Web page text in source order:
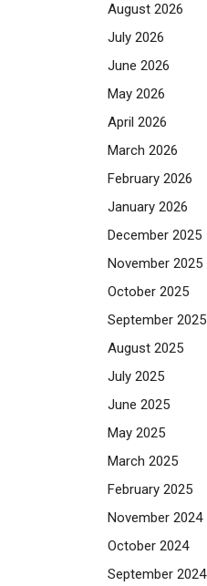
August 2026
July 2026
June 2026
May 2026
April 2026
March 2026
February 2026
January 2026
December 2025
November 2025
October 2025
September 2025
August 2025
July 2025
June 2025
May 2025
March 2025
February 2025
November 2024
October 2024
September 2024